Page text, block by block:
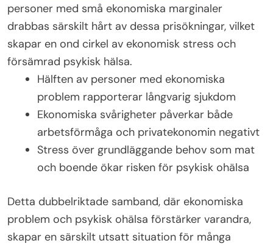
personer med små ekonomiska marginaler
drabbas särskilt hårt av dessa prisökningar, vilket
skapar en ond cirkel av ekonomisk stress och
försämrad psykisk hälsa.
Hälften av personer med ekonomiska
problem rapporterar långvarig sjukdom
Ekonomiska svårigheter påverkar både
arbetsförmåga och privatekonomin negativt
Stress över grundläggande behov som mat
och boende ökar risken för psykisk ohälsa
Detta dubbelriktade samband, där ekonomiska
problem och psykisk ohälsa förstärker varandra,
skapar en särskilt utsatt situation för många